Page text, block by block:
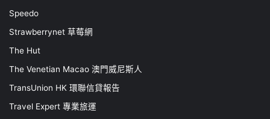
Speedo
Strawberrynet 草莓網
The Hut
The Venetian Macao 澳門威尼斯人
TransUnion HK 環聯信貸報告
Travel Expert 專業旅運